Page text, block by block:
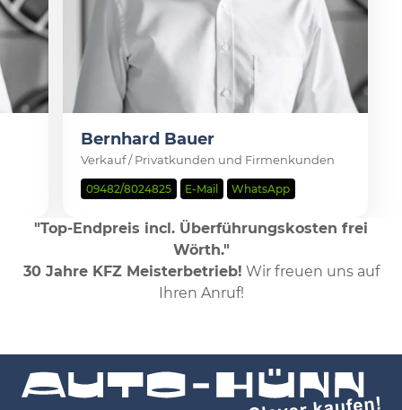
Bernhard Bauer
Verkauf / Privatkunden und Firmenkunden
09482/8024825 E-Mail WhatsApp
"Top-Endpreis incl. Überführungskosten frei
Wörth."
30 Jahre KFZ Meisterbetrieb! Wir freuen uns auf
Ihren Anruf!